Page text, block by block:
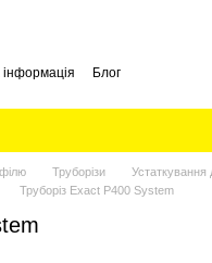
інформація Блог
Труборізи
Устаткування
Труборіз Exact P400 System